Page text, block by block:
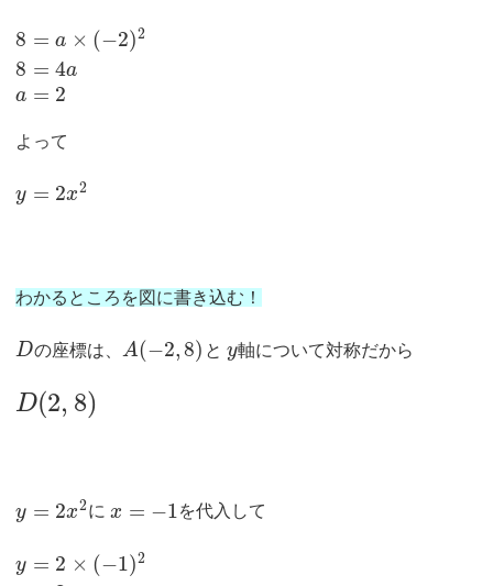
8 = a × (−2)2
8 = 4a
a = 2
よって
y = 2x2
わかるところを図に書き込む！
Dの座標は、 A(−2,8) と y軸について対称だから
D(2, 8)
y = 2x2にx = −1を代入して
y = 2 × (−1)2